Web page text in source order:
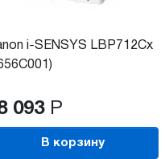
i-SENSYS LBP712Cx
093 Р
В корзину